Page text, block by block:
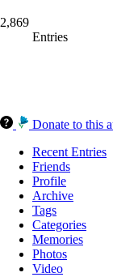
2,869
Entries
Donate to this
Recent Entries
Friends
Profile
Archive
Tags
Categories
Memories
Photos
Video